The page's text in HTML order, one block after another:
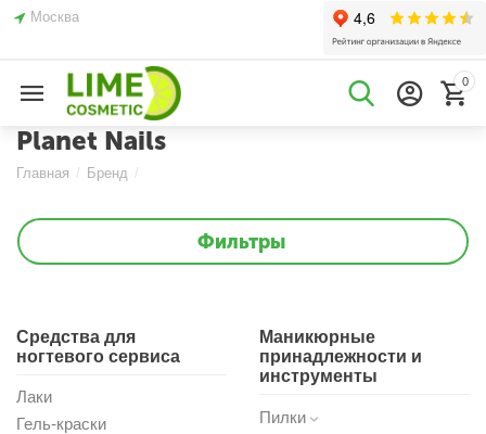
Москва
0
Planet Nails
Главная / Бренд /
Фильтры
Средства для
ногтевого сервиса
Лаки
Гель-краски
Маникюрные
принадлежности и
инструменты
Пилки